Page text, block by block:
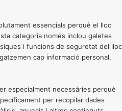
essencials perquè el lloc
categoria només inclou galetes
i funcions de seguretat del lloc
cap informació personal.
especialment necessàries perquè
per recopilar dades